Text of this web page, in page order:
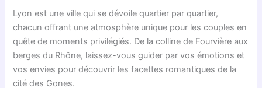
Lyon est une ville qui se dévoile quartier par quartier,
chacun offrant une atmosphère unique pour les couples en
quête de moments privilégiés. De la colline de Fourvière aux
berges du Rhône, laissez-vous guider par vos émotions et
vos envies pour découvrir les facettes romantiques de la
cité des Gones.